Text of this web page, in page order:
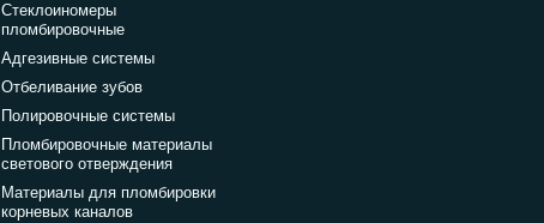
Стеклоиномеры
пломбировочные
Адгезивные системы
Отбеливание зубов
Полировочные системы
Пломбировочные материалы
светового отверждения
Материалы для пломбировки
корневых каналов